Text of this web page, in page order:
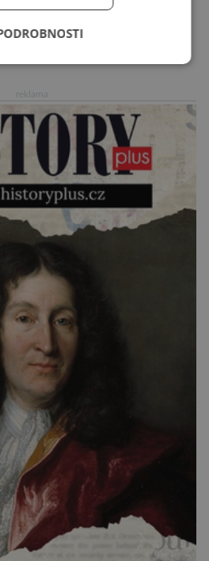
v ose té starší. Na
se podíleli experti ze